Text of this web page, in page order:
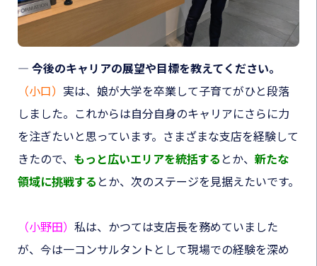
― 今後のキャリアの展望や目標を教えてください。
（小口） 実は、娘が大学を卒業して子育てがひと段落
しました。これからは自分自身のキャリアにさらに力
を注ぎたいと思っています。さまざまな支店を経験して
きたので、 もっと広いエリアを統括する とか、 新たな
領域に挑戦する とか、次のステージを見据えたいです。
（小野田） 私は、かつては支店長を務めていました
が、今は一コンサルタントとして現場での経験を深め